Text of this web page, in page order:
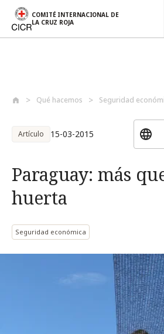
COMITÉ INTERNACIONAL DE
LA CRUZ ROJA
Qué hacemos Seguridad
Artículo 15-03-2015
Paraguay: más
huerta
Seguridad económica